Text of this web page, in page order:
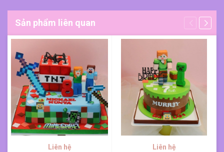
Sản phẩm liên quan
Liên hệ
Liên hệ